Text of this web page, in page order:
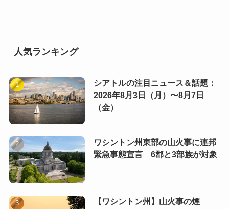
人気ランキング
シアトルの注目ニュース＆話題：
2026年8月3日（月）〜8月7日
（金）
ワシントン州東部の山火事に連邦
緊急事態宣言 6郡と3部族が対象
【ワシントン州】山火事の煙